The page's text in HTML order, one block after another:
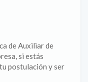
de Auxiliar de
si estás
postulación y ser